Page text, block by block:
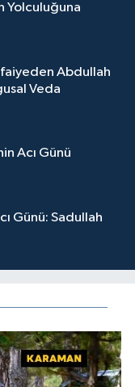
Yolculuğuna
Abdullah
Veda
Acı Günü
Günü: Sadullah